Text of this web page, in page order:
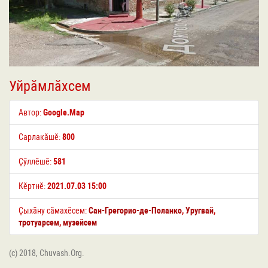
Уйрӑмлӑхсем
Автор:Google.Map
Сарлакӑшӗ:800
Ҫӳллӗшӗ:581
Кӗртнӗ:2021.07.03 15:00
Ҫыхӑну сӑмахӗсем:Cан-Грегорио-де-Поланко,Уругвай,
тротуарсем,музейсем
(c) 2018, Chuvash.Org.